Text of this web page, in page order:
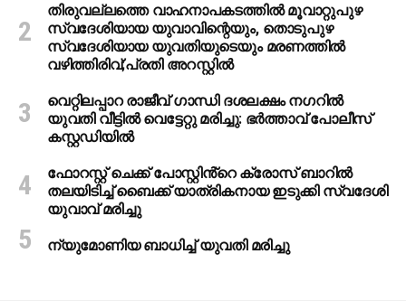
തിരുവല്ലത്തെ വാഹനാപകടത്തില്‍ മൂവാറ്റുപുഴ
സ്വദേശിയായ യുവാവിന്റെയും, തൊടുപുഴ
സ്വദേശിയായ യുവതിയുടെയും മരണത്തില്‍
വഴിത്തിരിവ്;പ്രതി അറസ്റ്റില്‍
വെറ്റിലപ്പാറ രാജീവ് ഗാന്ധി ദശലക്ഷം നഗറിൽ
യുവതി വീട്ടിൽ വെട്ടേറ്റു മരിച്ചു: ഭർത്താവ് പോലീസ്
കസ്റ്റഡിയിൽ
ഫോറസ്റ്റ് ചെക്ക് പോസ്റ്റിൻ്റെ ക്രോസ് ബാറില്‍
തലയിടിച്ച് ബൈക്ക് യാത്രികനായ ഇടുക്കി സ്വദേശി
യുവാവ് മരിച്ചു
ന്യുമോണിയ ബാധിച്ച് യുവതി മരിച്ചു